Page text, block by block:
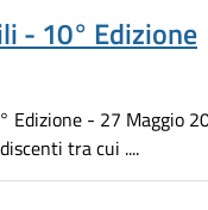
- 10° Edizione
Edizione - 27 Maggio
tra cui ....